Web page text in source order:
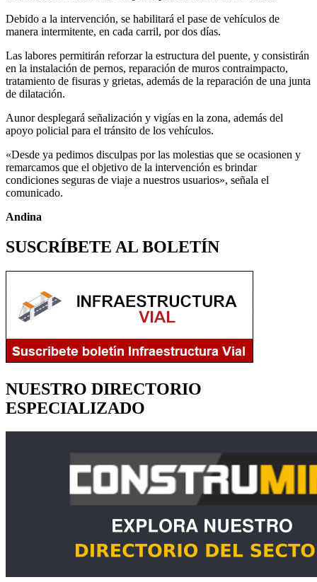
Debido a la intervención, se habilitará el pase de vehículos de
manera intermitente, en cada carril, por dos días.
Las labores permitirán reforzar la estructura del puente, y consistirán
en la instalación de pernos, reparación de muros contraimpacto,
tratamiento de fisuras y grietas, además de la reparación de una junta
de dilatación.
Aunor desplegará señalización y vigías en la zona, además del
apoyo policial para el tránsito de los vehículos.
«Desde ya pedimos disculpas por las molestias que se ocasionen y
remarcamos que el objetivo de la intervención es brindar
condiciones seguras de viaje a nuestros usuarios», señala el
comunicado.
Andina
SUSCRÍBETE AL BOLETÍN
NUESTRO DIRECTORIO
ESPECIALIZADO